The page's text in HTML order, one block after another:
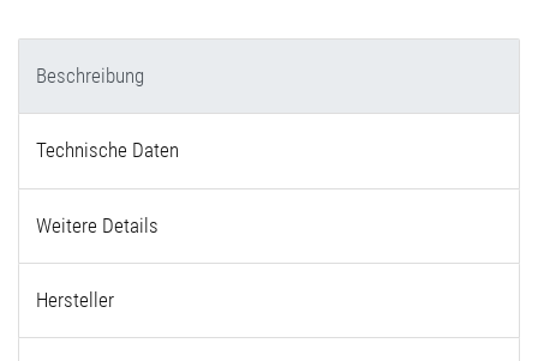
Beschreibung
Technische Daten
Weitere Details
Hersteller